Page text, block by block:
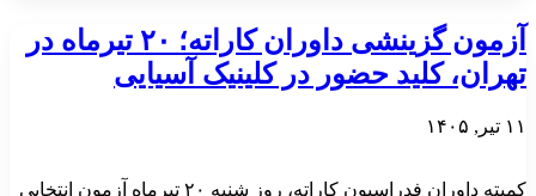
آزمون گزینشی داوران کاراته؛ ۲۰ تیرماه در
تهران، کلید حضور در کلینیک آسیایی
۱۱ تیر, ۱۴۰۵
کمیته داوران فدراسیون کاراته، روز شنبه ۲۰ تیرماه آزمون انتخابی